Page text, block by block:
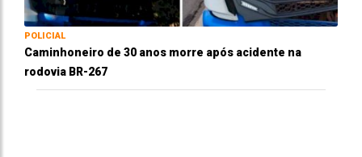
POLICIAL
Caminhoneiro de 30 anos morre após acidente na
rodovia BR-267